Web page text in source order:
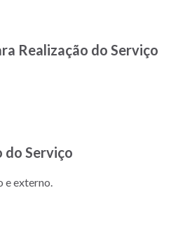
Realização do Serviço
do Serviço
e externo.